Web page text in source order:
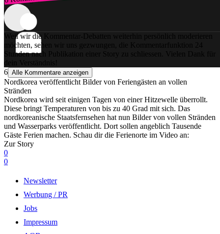
Weil wir die Kommentar-Debatten weiterhin persönlich moderieren
möchten, sehen wir uns gezwungen, die Kommentarfunktion 24
Stunden nach Publikation einer Story zu schliessen. Vielen Dank für
dein Verständnis!
6 Alle Kommentare anzeigen
Nordkorea veröffentlicht Bilder von Feriengästen an vollen
Stränden
Nordkorea wird seit einigen Tagen von einer Hitzewelle überrollt.
Diese bringt Temperaturen von bis zu 40 Grad mit sich. Das
nordkoreanische Staatsfernsehen hat nun Bilder von vollen Stränden
und Wasserparks veröffentlicht. Dort sollen angeblich Tausende
Gäste Ferien machen. Schau dir die Ferienorte im Video an:
Zur Story
0
0
Newsletter
Werbung / PR
Jobs
Impressum